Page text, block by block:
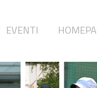
EVENTI